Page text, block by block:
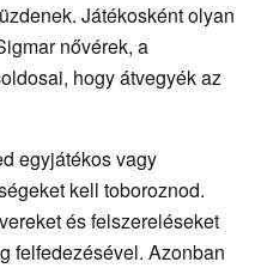
Játékosként olyan
nővérek, a
hogy átvegyék az
egyjátékos vagy
kell toboroznod.
és felszereléseket
felfedezésével. Azonban